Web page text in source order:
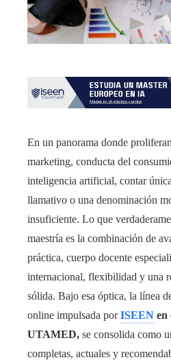
En un panorama donde
marketing, conducta del
inteligencia artificial, contar
llamativo o una denominación
insuficiente. Lo que
maestría es la combinación de
práctica, cuerpo docente
internacional, flexibilidad y una
sólida. Bajo esa óptica, la línea
online impulsada porISEEN en
UTAMED, se consolida como
completas, actuales y